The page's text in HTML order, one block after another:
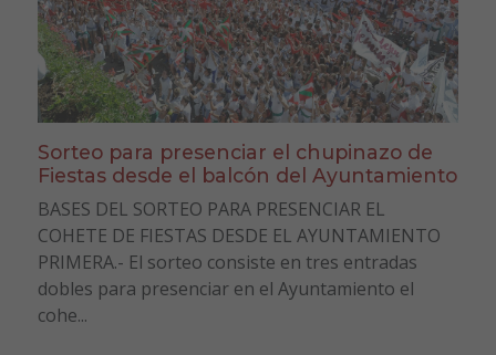
Sorteo para presenciar el chupinazo de
Fiestas desde el balcón del Ayuntamiento
BASES DEL SORTEO PARA PRESENCIAR EL
COHETE DE FIESTAS DESDE EL AYUNTAMIENTO
PRIMERA.- El sorteo consiste en tres entradas
dobles para presenciar en el Ayuntamiento el
cohe...